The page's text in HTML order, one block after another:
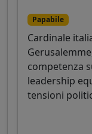
Papabile
Cardinale
competenza
leadership
tensioni